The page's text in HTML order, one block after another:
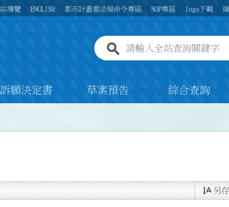
導覽 ENGLISH 都市計畫書法規命令專區 SOP專區 logo下載
全站查詢關鍵字欄位
訴願決定書 草案預告 綜合查詢
text_rotate_vertical 另